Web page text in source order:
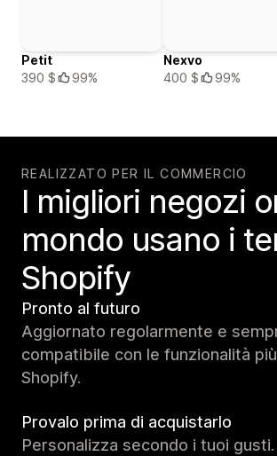
Petit
390 $
99%
Nexvo
400 $
99%
REALIZZATO PER IL COMMERCIO
I migliori negozi
mondo usano i
Shopify
Pronto al futuro
Aggiornato regolarmente e
compatibile con le funzionalità
Shopify.
Provalo prima di acquistarlo
Personalizza secondo i tuoi